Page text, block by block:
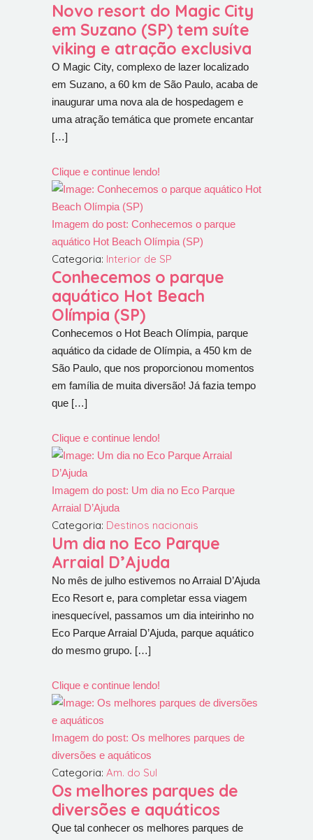
Novo resort do Magic City
em Suzano (SP) tem suíte
viking e atração exclusiva
O Magic City, complexo de lazer localizado
em Suzano, a 60 km de São Paulo, acaba de
inaugurar uma nova ala de hospedagem e
uma atração temática que promete encantar
[…]
Clique e continue lendo!
Imagem do post: Conhecemos o parque
aquático Hot Beach Olímpia (SP)
Categoria: Interior de SP
Conhecemos o parque
aquático Hot Beach
Olímpia (SP)
Conhecemos o Hot Beach Olímpia, parque
aquático da cidade de Olímpia, a 450 km de
São Paulo, que nos proporcionou momentos
em família de muita diversão! Já fazia tempo
que […]
Clique e continue lendo!
Imagem do post: Um dia no Eco Parque
Arraial D’Ajuda
Categoria: Destinos nacionais
Um dia no Eco Parque
Arraial D’Ajuda
No mês de julho estivemos no Arraial D’Ajuda
Eco Resort e, para completar essa viagem
inesquecível, passamos um dia inteirinho no
Eco Parque Arraial D’Ajuda, parque aquático
do mesmo grupo. […]
Clique e continue lendo!
Imagem do post: Os melhores parques de
diversões e aquáticos
Categoria: Am. do Sul
Os melhores parques de
diversões e aquáticos
Que tal conhecer os melhores parques de